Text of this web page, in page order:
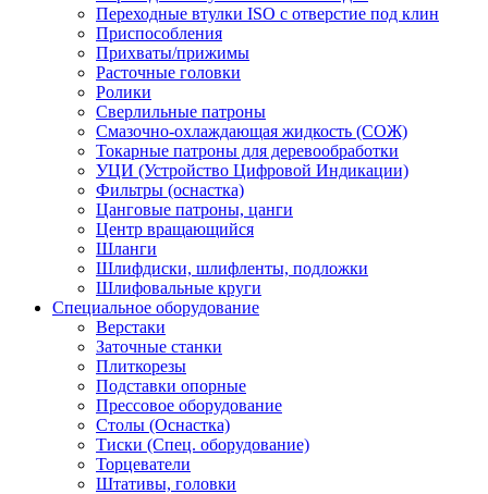
Переходные втулки ISO с отверстие под клин
Приспособления
Прихваты/прижимы
Расточные головки
Ролики
Сверлильные патроны
Смазочно-охлаждающая жидкость (СОЖ)
Токарные патроны для деревообработки
УЦИ (Устройство Цифровой Индикации)
Фильтры (оснастка)
Цанговые патроны, цанги
Центр вращающийся
Шланги
Шлифдиски, шлифленты, подложки
Шлифовальные круги
Специальное оборудование
Верстаки
Заточные станки
Плиткорезы
Подставки опорные
Прессовое оборудование
Столы (Оснастка)
Тиски (Спец. оборудование)
Торцеватели
Штативы, головки